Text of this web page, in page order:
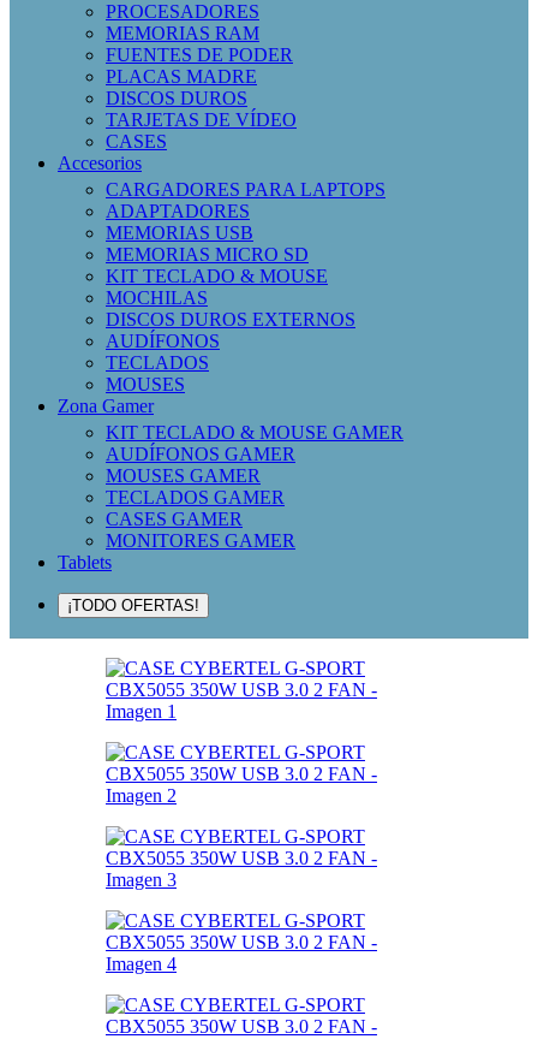
PROCESADORES
MEMORIAS RAM
FUENTES DE PODER
PLACAS MADRE
DISCOS DUROS
TARJETAS DE VÍDEO
CASES
Accesorios
CARGADORES PARA LAPTOPS
ADAPTADORES
MEMORIAS USB
MEMORIAS MICRO SD
KIT TECLADO & MOUSE
MOCHILAS
DISCOS DUROS EXTERNOS
AUDÍFONOS
TECLADOS
MOUSES
Zona Gamer
KIT TECLADO & MOUSE GAMER
AUDÍFONOS GAMER
MOUSES GAMER
TECLADOS GAMER
CASES GAMER
MONITORES GAMER
Tablets
¡TODO OFERTAS!